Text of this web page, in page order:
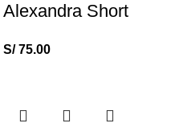
Alexandra Short
S/75.00